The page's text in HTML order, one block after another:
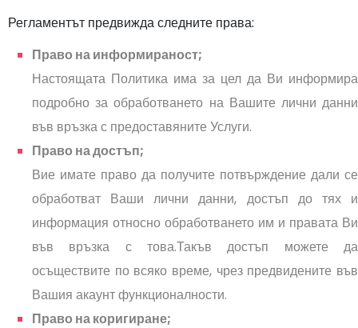
Регламентът предвижда следните права:
Право на информираност;
Настоящата Политика има за цел да Ви информира
подробно за обработването на Вашите лични данни
във връзка с предоставяните Услуги.
Право на достъп;
Вие имате право да получите потвърждение дали се
обработват Ваши лични данни, достъп до тях и
информация относно обработването им и правата Ви
във връзка с това.Такъв достъп можете да
осъществите по всяко време, чрез предвидените във
Вашия акаунт функционалности.
Право на коригиране;